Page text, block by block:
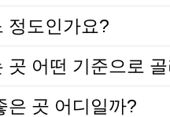
정도인가요?
곳 어떤 기준으로
은 곳 어디일까?